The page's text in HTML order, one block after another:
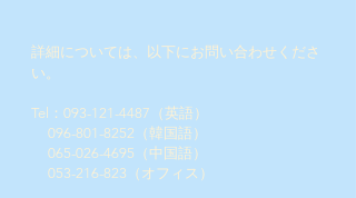
詳細については、以下にお問い合わせくださ
い。
Tel：093-121-4487（英語）
096-801-8252 （韓国語）
065-026-4695 （中国語）
053-216-823 （オフィス）